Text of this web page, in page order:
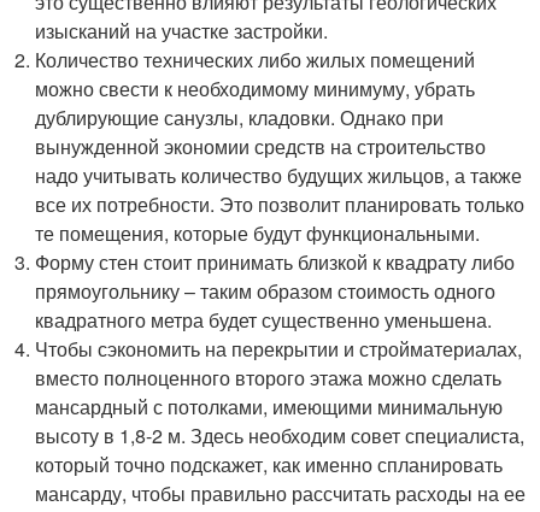
изысканий на участке застройки.
Количество технических либо жилых помещений
можно свести к необходимому минимуму, убрать
дублирующие санузлы, кладовки. Однако при
вынужденной экономии средств на строительство
надо учитывать количество будущих жильцов, а также
все их потребности. Это позволит планировать только
те помещения, которые будут функциональными.
Форму стен стоит принимать близкой к квадрату либо
прямоугольнику – таким образом стоимость одного
квадратного метра будет существенно уменьшена.
Чтобы сэкономить на перекрытии и стройматериалах,
вместо полноценного второго этажа можно сделать
мансардный с потолками, имеющими минимальную
высоту в 1,8-2 м. Здесь необходим совет специалиста,
который точно подскажет, как именно спланировать
мансарду, чтобы правильно рассчитать расходы на ее